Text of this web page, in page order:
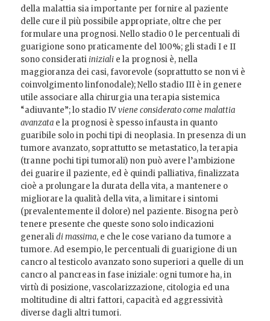
della malattia sia importante per fornire al paziente
delle cure il più possibile appropriate, oltre che per
formulare una prognosi. Nello stadio 0 le percentuali di
guarigione sono praticamente del 100%; gli stadi I e II
sono consideratiiniziali e la prognosi è, nella
maggioranza dei casi, favorevole (soprattutto se non vi è
coinvolgimento linfonodale); Nello stadio III è in genere
utile associare alla chirurgia una terapia sistemica
“adiuvante”; lo stadio IVviene considerato come malattia
avanzata e la prognosi è spesso infausta in quanto
guaribile solo in pochi tipi di neoplasia. In presenza di un
tumore avanzato, soprattutto se metastatico, la terapia
(tranne pochi tipi tumorali) non può avere l’ambizione
dei guarire il paziente, ed è quindi palliativa, finalizzata
cioè a prolungare la durata della vita, a mantenere o
migliorare la qualità della vita, a limitare i sintomi
(prevalentemente il dolore) nel paziente. Bisogna però
tenere presente che queste sono solo indicazioni
generalidi massima, e che le cose variano da tumore a
tumore. Ad esempio, le percentuali di guarigione di un
cancro al testicolo avanzato sono superiori a quelle di un
cancro al pancreas in fase iniziale: ogni tumore ha, in
virtù di posizione, vascolarizzazione, citologia ed una
moltitudine di altri fattori, capacità ed aggressività
diverse dagli altri tumori.